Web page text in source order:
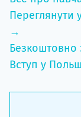
Переглянути
→
Безкоштовно
Вступ у